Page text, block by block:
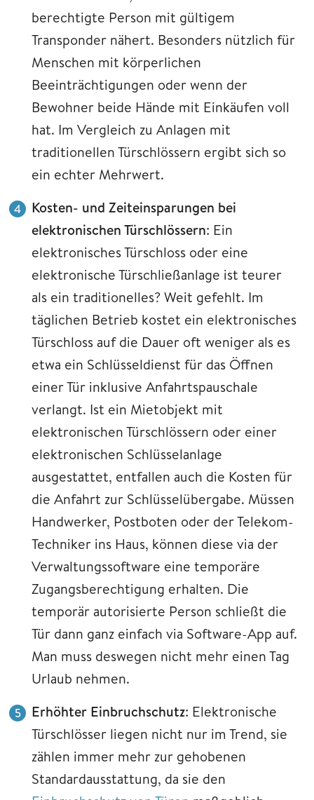
berechtigte Person mit gültigem
Transponder nähert. Besonders nützlich für
Menschen mit körperlichen
Beeinträchtigungen oder wenn der
Bewohner beide Hände mit Einkäufen voll
hat. Im Vergleich zu Anlagen mit
traditionellen Türschlössern ergibt sich so
ein echter Mehrwert.
Kosten- und Zeiteinsparungen bei
elektronischen Türschlössern: Ein
elektronisches Türschloss oder eine
elektronische Türschließanlage ist teurer
als ein traditionelles? Weit gefehlt. Im
täglichen Betrieb kostet ein elektronisches
Türschloss auf die Dauer oft weniger als es
etwa ein Schlüsseldienst für das Öffnen
einer Tür inklusive Anfahrtspauschale
verlangt. Ist ein Mietobjekt mit
elektronischen Türschlössern oder einer
elektronischen Schlüsselanlage
ausgestattet, entfallen auch die Kosten für
die Anfahrt zur Schlüsselübergabe. Müssen
Handwerker, Postboten oder der Telekom-
Techniker ins Haus, können diese via der
Verwaltungssoftware eine temporäre
Zugangsberechtigung erhalten. Die
temporär autorisierte Person schließt die
Tür dann ganz einfach via Software-App auf.
Man muss deswegen nicht mehr einen Tag
Urlaub nehmen.
Erhöhter Einbruchschutz: Elektronische
Türschlösser liegen nicht nur im Trend, sie
zählen immer mehr zur gehobenen
Standardausstattung, da sie den